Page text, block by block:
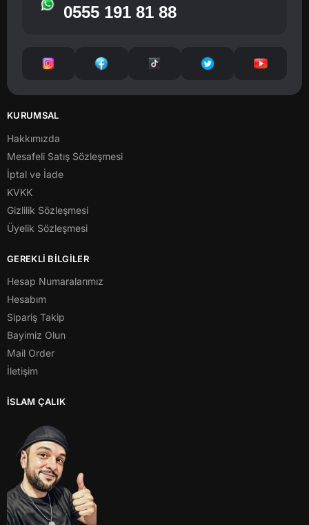
0555 191 81 88
KURUMSAL
Hakkımızda
Mesafeli Satış Sözleşmesi
İptal ve İade
KVKK
Gizlilik Sözleşmesi
Üyelik Sözleşmesi
GEREKLİ BİLGİLER
Hesap Numaralarımız
Hesabım
Sipariş Takip
Bayimiz Olun
Mail Order
İletişim
İSLAM ÇALIK